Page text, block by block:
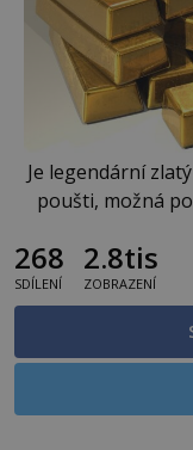
Je legendární
poušti, možná
268
SDÍLENÍ
2.8tis
ZOBRAZENÍ